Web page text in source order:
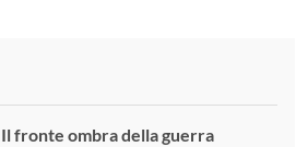
Il fronte ombra della guerra